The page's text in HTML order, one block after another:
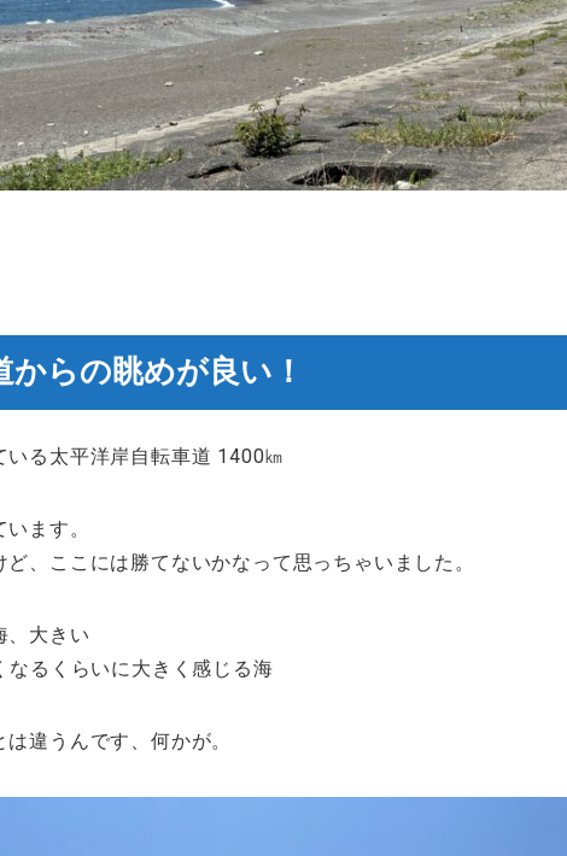
からの眺めが良い！
る太平洋岸自転車道 1400㎞
ます。
、ここには勝てないかなって思っちゃいました。
、大きい
なるくらいに大きく感じる海
違うんです、何かが。